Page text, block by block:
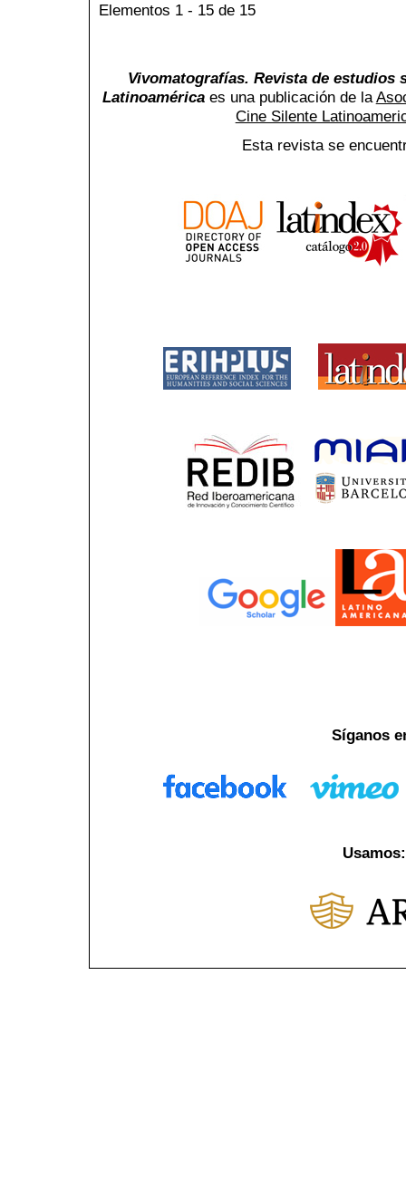
Elementos 1 - 15 de 15
Vivomatografías. Revista de estudios
Latinoaméricaes una publicación de la
Cine Silente
Esta revista se
Síganos
Usamos: